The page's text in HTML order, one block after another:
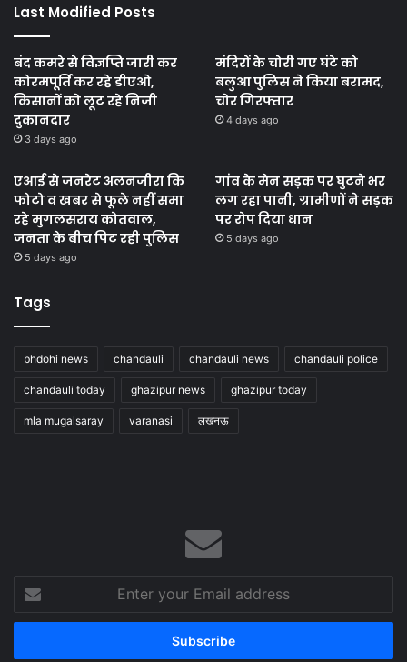
Last Modified Posts
बंद कमरे से विज्ञप्ति जारी कर
कोरमपूर्ति कर रहे डीएओ,
किसानों को लूट रहे निजी
दुकानदार
3 days ago
मंदिरों के चोरी गए घंटे को
बलुआ पुलिस ने किया बरामद,
चोर गिरफ्तार
4 days ago
एआई से जनरेट अलनजीरा कि
फोटो व खबर से फूले नहीं समा
रहे मुगलसराय कोतवाल,
जनता के बीच पिट रही पुलिस
5 days ago
गांव के मेन सड़क पर घुटने भर
लग रहा पानी, ग्रामीणों ने सड़क
पर रोप दिया धान
5 days ago
Tags
bhdohi news chandauli chandauli news chandauli police
chandauli today ghazipur news ghazipur today
mla mugalsaray varanasi लखनऊ
your
Email